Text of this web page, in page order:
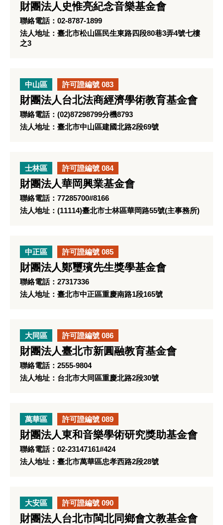
財團法人史惟亮紀念音樂基金會
聯絡電話：02-8787-1899
法人地址：臺北市松山區民生東路四段80巷3弄4號七樓
之3
中山區 許可證編號 083
財團法人台北法商經濟學術教育基金會
聯絡電話：(02)87298799分機8793
法人地址：臺北市中山區建國北路2段69號
士林區 許可證編號 084
財團法人華岡興業基金會
聯絡電話：77285700#8166
法人地址：(11114)臺北市士林區華岡路55號(主事務所)
中正區 許可證編號 085
財團法人鄭璽璸先生獎學基金會
聯絡電話：27317336
法人地址：臺北市中正區重慶南路1段165號
大同區 許可證編號 086
財團法人臺北市新圓融教育基金會
聯絡電話：2555-9804
法人地址：台北市大同區重慶北路2段30號
萬華區 許可證編號 089
財團法人東和音樂學術研究獎助基金會
聯絡電話：02-23147161#424
法人地址：臺北市萬華區忠孝西路2段28號
大安區 許可證編號 090
財團法人台北市閩北同鄉會文教基金會